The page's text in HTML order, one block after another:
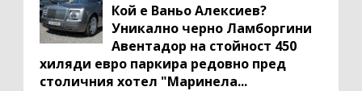
Кой е Ваньо Алексиев?
Уникално черно Ламборгини
Авентадор на стойност 450
хиляди евро паркира редовно пред
столичния хотел "Маринела...